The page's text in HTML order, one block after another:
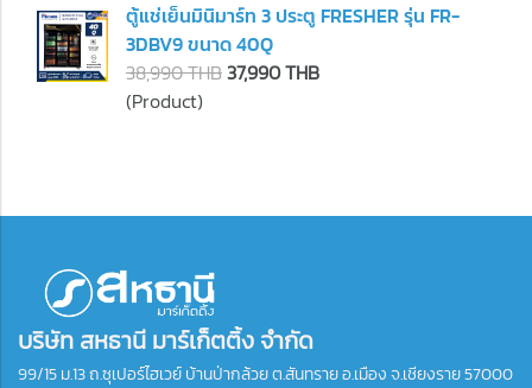
ตู้แช่เย็นมินิมาร์ท 3 ประตู FRESHER รุ่น FR-
3DBV9 ขนาด 40Q
38,990 THB37,990 THB
(Product)
บริษัท สหธานี มาร์เก็ตติ้ง จำกัด
99/15 ม.13 ถ.ซุเปอร์ไฮเวย์ บ้านป่ากล้วย ต.สันทราย อ.เมือง จ.เชียงราย 57000